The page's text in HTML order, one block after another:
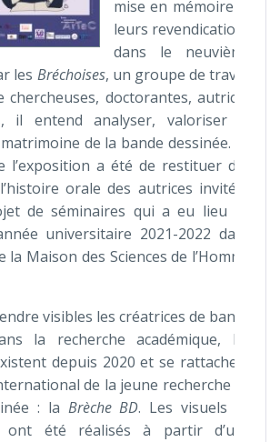
mise en mémoire et
leurs revendications
dans le neuvième
les Bréchoises, un groupe de travail
doctorantes, autrices
il entend analyser, valoriser et
de la bande dessinée. Le
l’exposition a été de restituer des
orale des autrices invitées
de séminaires qui a eu lieu au
universitaire 2021-2022 dans
la Maison des Sciences de l’Homme
visibles les créatrices de bande
la recherche académique, les
depuis 2020 et se rattachent
de la jeune recherche en
: la Brèche BD. Les visuels de
ont été réalisés à partir d’une